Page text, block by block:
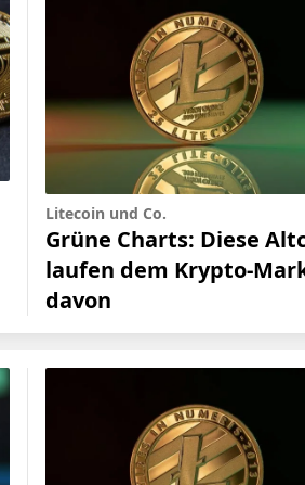
Litecoin und Co.
Grüne Charts: Diese
laufen dem Krypto-
davon